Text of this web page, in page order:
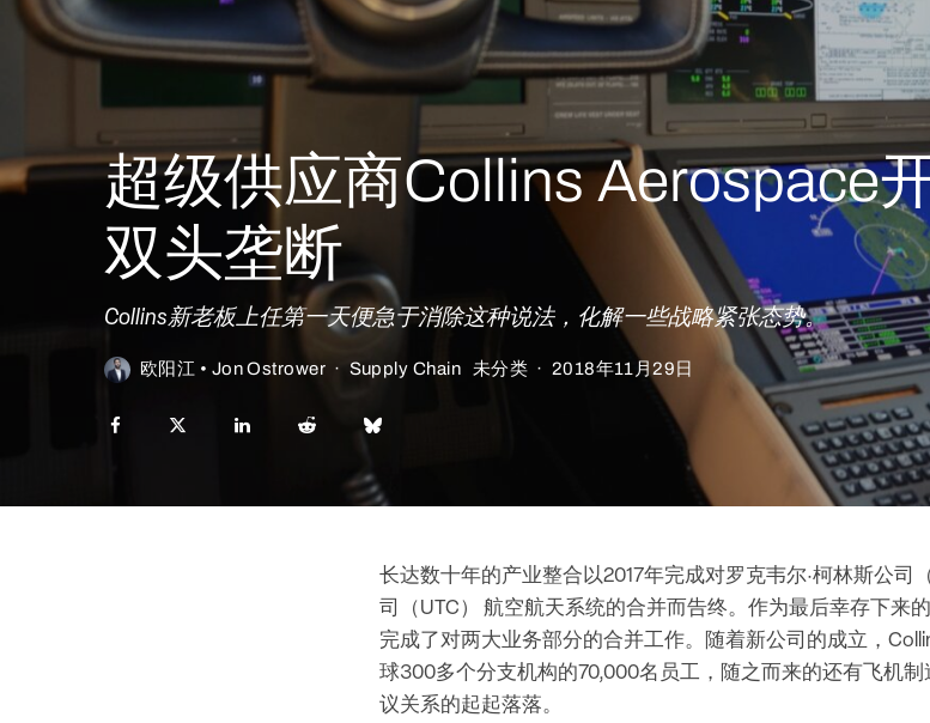
超级供应商Collins Aerospace
双头垄断
Collins新老板上任第一天便急于消除这种说法，化解一些战略紧张态势。
欧阳江 • Jon Ostrower · Supply Chain 未分类 · 2018年11月29日
长达数十年的产业整合以2017年完成对罗克韦尔·柯林斯公司
司（UTC） 航空航天系统的合并而告终。作为最后幸存下来
完成了对两大业务部分的合并工作。随着新公司的成立，
球300多个分支机构的70,000名员工，随之而来的还有飞机
议关系的起起落落。